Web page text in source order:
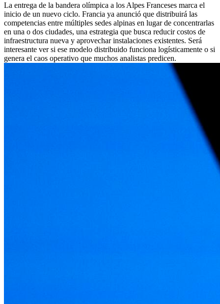
La entrega de la bandera olímpica a los Alpes Franceses marca el
inicio de un nuevo ciclo. Francia ya anunció que distribuirá las
competencias entre múltiples sedes alpinas en lugar de concentrarlas
en una o dos ciudades, una estrategia que busca reducir costos de
infraestructura nueva y aprovechar instalaciones existentes. Será
interesante ver si ese modelo distribuido funciona logísticamente o si
genera el caos operativo que muchos analistas predicen.